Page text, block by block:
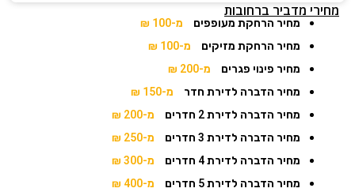
מחירי מדביר ברחובות
מחיר הרחקת מעופפים
מ-100 ₪
מחיר הרחקת מזיקים
מ-100 ₪
מחיר פינוי פגרים
מ-200 ₪
מחיר הדברה לדירת חדר
מ-150 ₪
מחיר הדברה לדירת 2 חדרים
מ-200 ₪
מחיר הדברה לדירת 3 חדרים
מ-250 ₪
מחיר הדברה לדירת 4 חדרים
מ-300 ₪
מחיר הדברה לדירת 5 חדרים
מ-400 ₪